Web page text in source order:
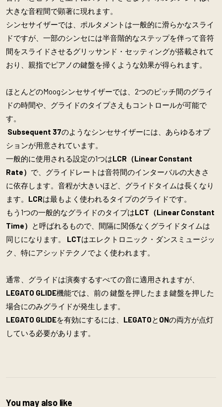
大きな音程間で顕著に現れます。
シンセサイザーでは、ポルタメントは一般的に滑らかなスライ
ドですが、一部のシンセには半音階的なステップを伴って音符
間をスライドさせるグリッサンド・セッティングが搭載されて
おり、親指でピアノの鍵盤を掃くような効果が得られます。
ほとんどのMoogシンセサイザーでは、2つのピッチ間のグライ
ドの時間や、グライドのタイプさえもコントロールが可能で
す
Subsequent 37のようなシンセサイザーには、あらゆるオプ
ションが用意されています。
一般的に使用される設定の1つはLCR（Linear Constant
Rate） で、グライドレートは音符間のインターバルの大きさ
に依存します。 音程が大きいほど、グライドタイムは長くなり
ます。 LCRは最もよく使われるタイプのグライドです。
もう1つの一般的なグライドのタイプはLCT（Linear Constant
Time）
と呼ばれるもので、間隔に関係なくグライドタイムは
同じになります。 LCTはエレクトロニック・ダンスミュージッ
ク、特にアシッドテクノでよく使われます。
通常、グライドは演奏するすべての音に適用されますが、
LEGATO GLIDE機能では、前の 鍵盤を押したまま鍵盤を押した
場合にのみグライドが発生します。
LEGATO GLIDEを有効にするには、 LEGATO と ONの両方が点灯
している必要があります。
You may also like